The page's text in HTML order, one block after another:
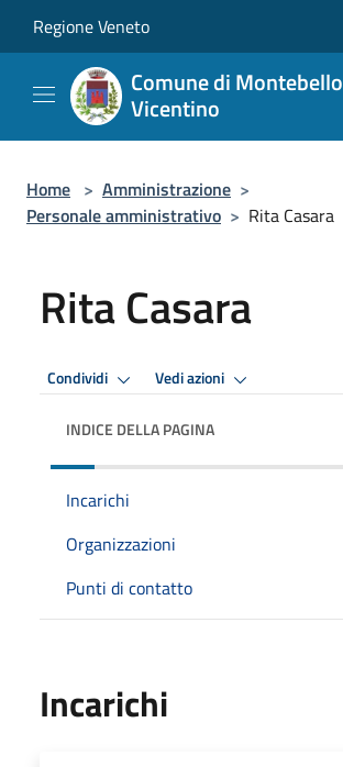
Regione Veneto
Comune di Montebello
Vicentino
Home > Amministrazione >
Personale amministrativo > Rita Casara
Rita Casara
Condividi Vedi azioni
INDICE DELLA PAGINA
Incarichi
Organizzazioni
Punti di contatto
Incarichi